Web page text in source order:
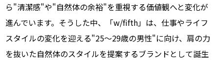
ら"清潔感"や"自然体の余裕"を重視する価値観へと変化が
進んでいます。そうした中、「w/fifth」は、仕事やライフ
スタイルの変化を迎える"25〜29歳の男性"に向け、肩の力
を抜いた自然体のスタイルを提案するブランドとして誕生